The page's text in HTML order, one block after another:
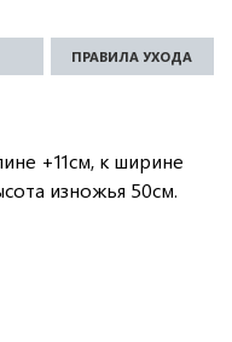
ПРАВИЛА УХОДА
+11см, к ширине
изножья 50см.